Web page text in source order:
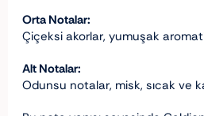
Orta Notalar:
Çiçeksi akorlar, yumuşak
Alt Notalar:
Odunsu notalar, misk, sıcak ve